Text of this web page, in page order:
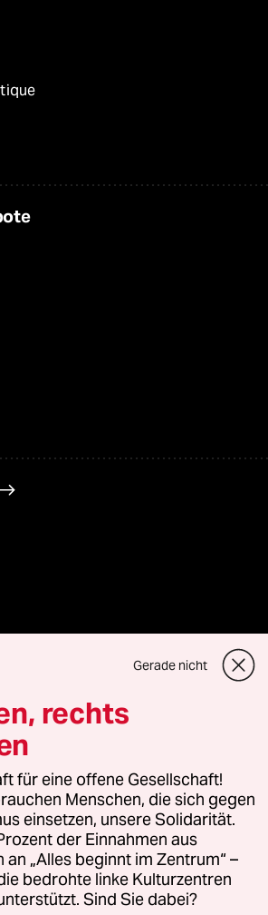
Vertriebs GmbH
rechtlichen Fragen oder für Genehmigungen
lizenzen@taz.de
Kommune-Richtlinien
Datenschutz Impressum AGB
Gerade nicht
rechts
für eine offene Gesellschaft!
Menschen, die sich gegen
einsetzen, unsere Solidarität.
der Einnahmen aus
„Alles beginnt im Zentrum“ –
bedrohte linke Kulturzentren
Sind Sie dabei?